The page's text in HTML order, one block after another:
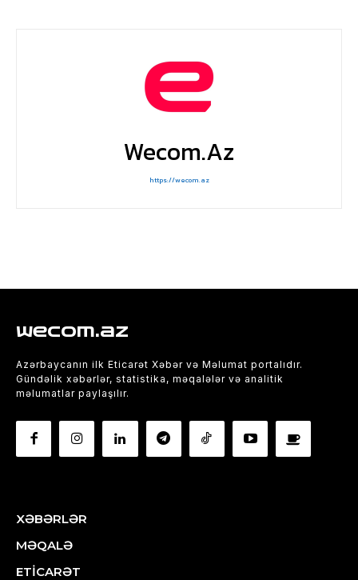
Wecom.az
https://wecom.az
wecom.az
Azərbaycanın ilk Eticarət Xəbər və Məlumat portalıdır.
Gündəlik xəbərlər, statistika, məqalələr və analitik
məlumatlar paylaşılır.
XƏBƏRLƏR
MƏQALƏ
ETİCARƏT